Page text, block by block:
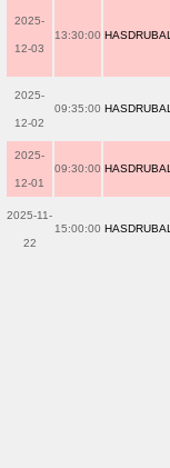
2025-
12-03
13:30:00 HASDRUBAL
2025-
12-02
09:35:00 HASDRUBAL
2025-
12-01
09:30:00 HASDRUBAL
2025-11-
22
15:00:00 HASDRUBAL